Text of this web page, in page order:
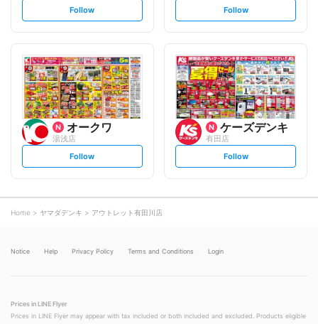
s
t
l
o
w
Follow
s
t
l
o
w
Follow
オークワ
湯浅店
s
t
o
w
Follow
ケーズデンキ
有田店
s
t
Follow
Home ヤマダデンキ アウトレット有田川店
Notice Help Privacy Policy Terms and Conditions Login
Prices in LINE Flyer
Prices in LINE Flyer may appear with tax included or both included and excluded. Products eligible